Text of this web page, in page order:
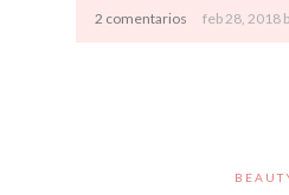
2 comentarios feb28, 2018